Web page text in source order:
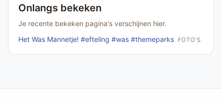
Onlangs bekeken
Je recente bekeken pagina's verschijnen hier.
Het Was Mannetje! #efteling #was #themeparks FOTO'S